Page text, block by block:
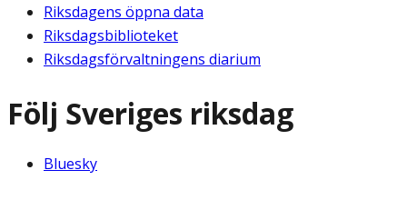
Riksdagens öppna data
Riksdagsbiblioteket
Riksdagsförvaltningens diarium
Följ Sveriges riksdag
Bluesky